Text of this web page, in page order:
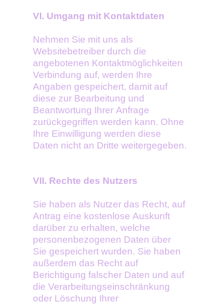
VI. Umgang mit Kontaktdaten
Nehmen Sie mit uns als
Websitebetreiber durch die
angebotenen Kontaktmöglichkeiten
Verbindung auf, werden Ihre
Angaben gespeichert, damit auf
diese zur Bearbeitung und
Beantwortung Ihrer Anfrage
zurückgegriffen werden kann. Ohne
Ihre Einwilligung werden diese
Daten nicht an Dritte weitergegeben.
VII. Rechte des Nutzers
Sie haben als Nutzer das Recht, auf
Antrag eine kostenlose Auskunft
darüber zu erhalten, welche
personenbezogenen Daten über
Sie gespeichert wurden. Sie haben
außerdem das Recht auf
Berichtigung falscher Daten und auf
die Verarbeitungseinschränkung
oder Löschung Ihrer